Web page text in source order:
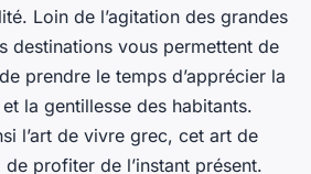
Loin de l’agitation des grandes
destinations vous permettent de
prendre le temps d’apprécier la
la gentillesse des habitants.
l’art de vivre grec, cet art de
profiter de l’instant présent.